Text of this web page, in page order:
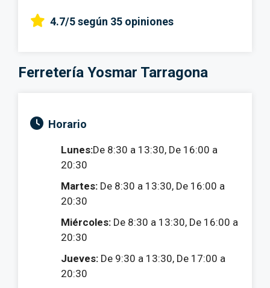
4.7/5según 35 opiniones
Ferretería Yosmar Tarragona
Horario
Lunes:De 8:30 a 13:30, De 16:00 a
20:30
Martes: De 8:30 a 13:30, De 16:00 a
20:30
Miércoles: De 8:30 a 13:30, De 16:00 a
20:30
Jueves: De 9:30 a 13:30, De 17:00 a
20:30